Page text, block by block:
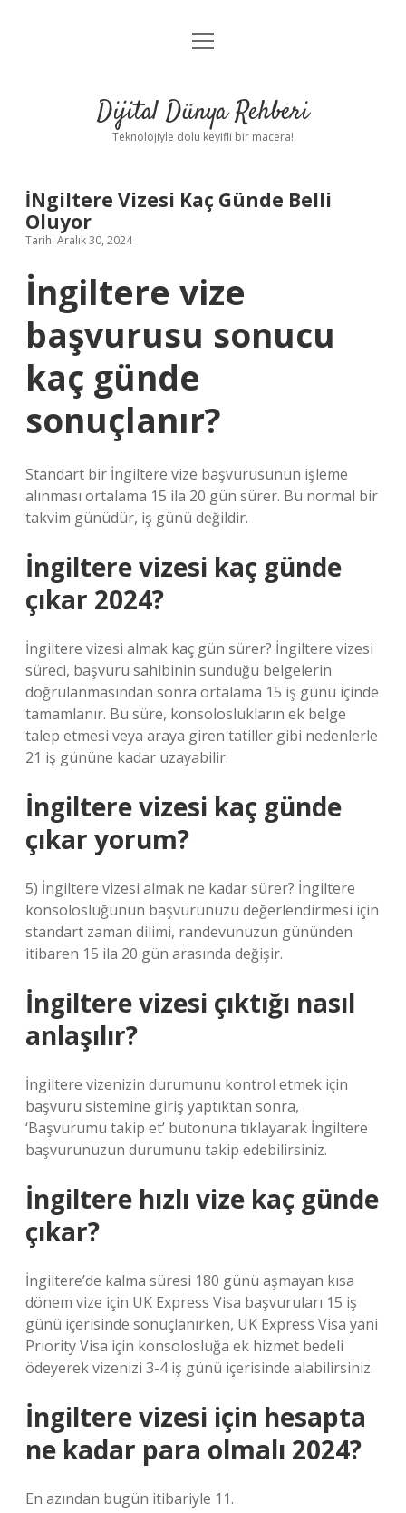
Anasayfa
Yasal Uyarı
menüyü
Dijital Dünya Rehberi
Teknolojiyle dolu keyifli bir macera!
İNgiltere Vizesi Kaç Günde Belli
Oluyor
Tarih: Aralık 30, 2024
İngiltere vize
başvurusu sonucu
kaç günde
sonuçlanır?
Standart bir İngiltere vize başvurusunun işleme
alınması ortalama 15 ila 20 gün sürer. Bu normal bir
takvim günüdür, iş günü değildir.
İngiltere vizesi kaç günde
çıkar 2024?
İngiltere vizesi almak kaç gün sürer? İngiltere vizesi
süreci, başvuru sahibinin sunduğu belgelerin
doğrulanmasından sonra ortalama 15 iş günü içinde
tamamlanır. Bu süre, konsoloslukların ek belge
talep etmesi veya araya giren tatiller gibi nedenlerle
21 iş gününe kadar uzayabilir.
İngiltere vizesi kaç günde
çıkar yorum?
5) İngiltere vizesi almak ne kadar sürer? İngiltere
konsolosluğunun başvurunuzu değerlendirmesi için
standart zaman dilimi, randevunuzun gününden
itibaren 15 ila 20 gün arasında değişir.
İngiltere vizesi çıktığı nasıl
anlaşılır?
İngiltere vizenizin durumunu kontrol etmek için
başvuru sistemine giriş yaptıktan sonra,
‘Başvurumu takip et’ butonuna tıklayarak İngiltere
başvurunuzun durumunu takip edebilirsiniz.
İngiltere hızlı vize kaç günde
çıkar?
İngiltere’de kalma süresi 180 günü aşmayan kısa
dönem vize için UK Express Visa başvuruları 15 iş
günü içerisinde sonuçlanırken, UK Express Visa yani
Priority Visa için konsolosluğa ek hizmet bedeli
ödeyerek vizenizi 3-4 iş günü içerisinde alabilirsiniz.
İngiltere vizesi için hesapta
ne kadar para olmalı 2024?
En azından bugün itibariyle 11.